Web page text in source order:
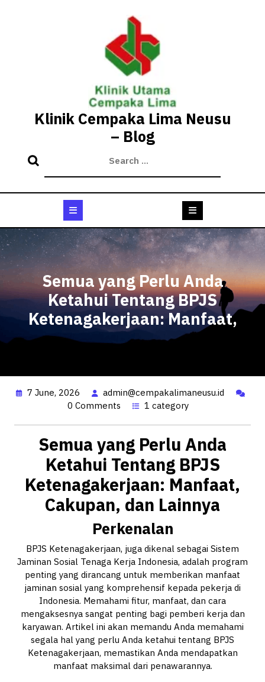
Klinik Cempaka Lima Neusu
– Blog
Button
Semua yang Perlu Anda
Ketahui Tentang BPJS
Ketenagakerjaan: Manfaat,
7 June, 2026
admin@cempakalimaneusu.id
0 Comments
1 category
Semua yang Perlu Anda
Ketahui Tentang BPJS
Ketenagakerjaan: Manfaat,
Cakupan, dan Lainnya
Perkenalan
BPJS Ketenagakerjaan, juga dikenal sebagai Sistem
Jaminan Sosial Tenaga Kerja Indonesia, adalah program
penting yang dirancang untuk memberikan manfaat
jaminan sosial yang komprehensif kepada pekerja di
Indonesia. Memahami fitur, manfaat, dan cara
mengaksesnya sangat penting bagi pemberi kerja dan
karyawan. Artikel ini akan memandu Anda memahami
segala hal yang perlu Anda ketahui tentang BPJS
Ketenagakerjaan, memastikan Anda mendapatkan
manfaat maksimal dari penawarannya.